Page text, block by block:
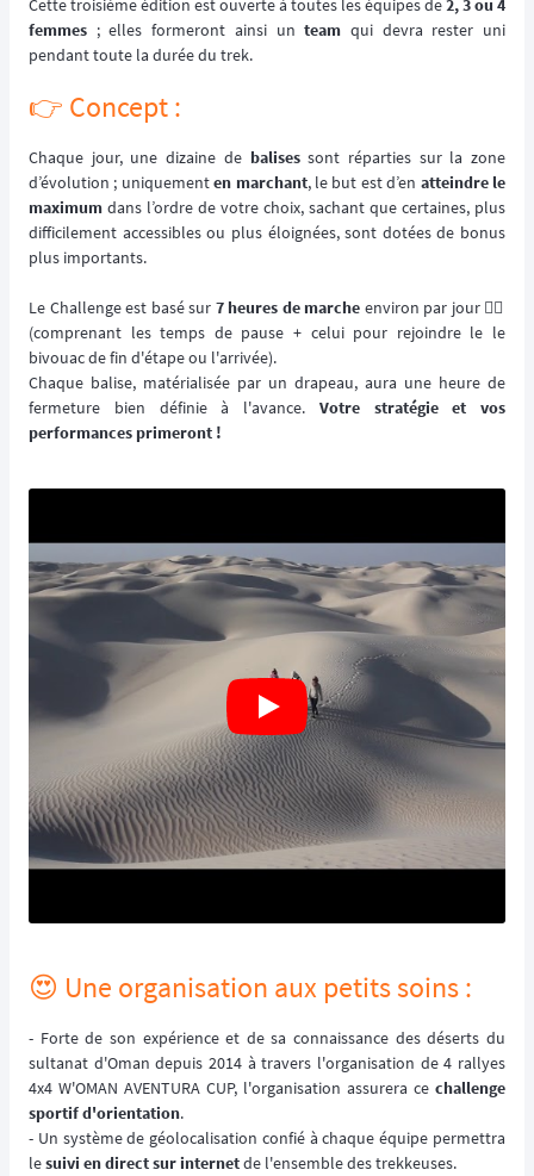
Cette troisième édition est ouverte à toutes les équipes de2, 3 ou 4
femmes ; elles formeront ainsi unteam qui devra rester uni
pendant toute la durée du trek.
👉️ Concept :
Chaque jour, une dizaine de balisessont réparties sur la zone
d’évolution ; uniquementen marchant, le but est d’en atteindre le
maximum dans l’ordre de votre choix, sachant que certaines, plus
difficilement accessibles ou plus éloignées, sont dotées de bonus
plus importants.
Le Challenge est basé sur 7 heures de marche environ par jour 🚶‍♀️
(comprenant les temps de pause + celui pour rejoindre le le
bivouac de fin d'étape ou l'arrivée).
Chaque balise, matérialisée par un drapeau, aura une heure de
fermeture bien définie à l'avance. Votre stratégie et vos
performances primeront !
😍 Une organisation aux petits soins :
- Forte de son expérience et de sa connaissance des déserts du
sultanat d'Oman depuis 2014 à travers l'organisation de 4 rallyes
4x4 W'OMAN AVENTURA CUP, l'organisation assurera ce challenge
sportif d'orientation.
- Un système de géolocalisation confié à chaque équipe permettra
lesuivi en direct sur internetde l'ensemble des trekkeuses.